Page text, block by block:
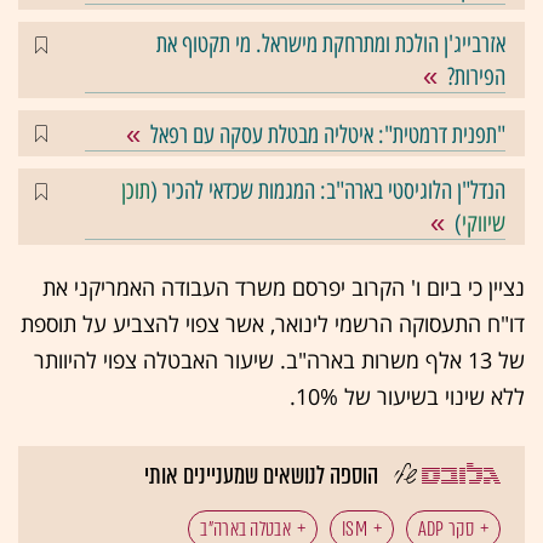
אזרבייג'ן הולכת ומתרחקת מישראל. מי תקטוף את
הפירות?
"תפנית דרמטית": איטליה מבטלת עסקה עם רפאל
הנדל"ן הלוגיסטי בארה"ב: המגמות שכדאי להכיר (תוכן
שיווקי)
נציין כי ביום ו' הקרוב יפרסם משרד העבודה האמריקני את
דו"ח התעסוקה הרשמי לינואר, אשר צפוי להצביע על תוספת
של 13 אלף משרות בארה"ב. שיעור האבטלה צפוי להיוותר
ללא שינוי בשיעור של 10%.
הוספה לנושאים שמעניינים אותי
סקר ADP ISM אבטלה בארה"ב